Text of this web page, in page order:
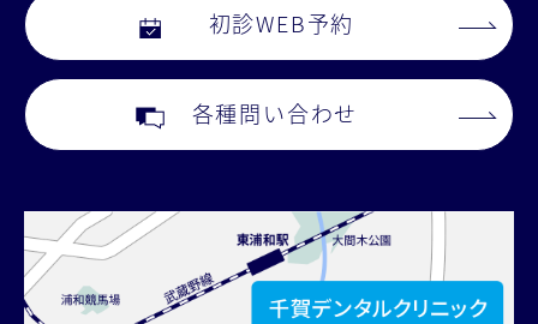
初診WEB予約
各種問い合わせ